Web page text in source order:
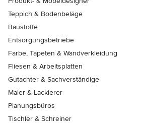
Teppich & Bodenbeläge
Baustoffe
Entsorgungsbetriebe
Farbe, Tapeten & Wandverkleidung
Fliesen & Arbeitsplatten
Gutachter & Sachverständige
Maler & Lackierer
Planungsbüros
Tischler & Schreiner